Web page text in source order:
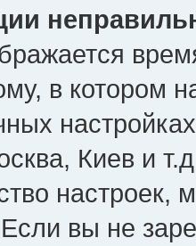
в котором
Киев и
настроек,
вы не